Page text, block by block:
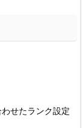
せたランク設定